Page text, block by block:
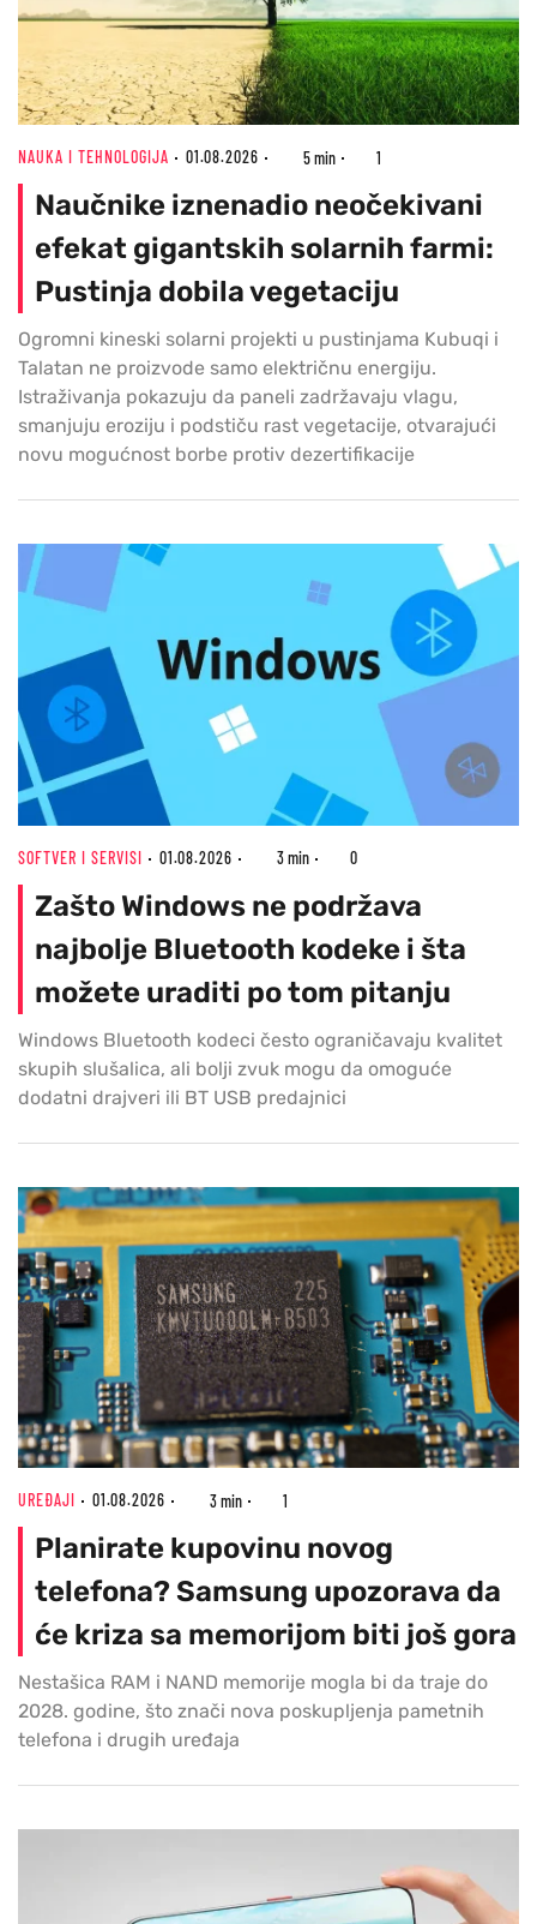
NAUKA I TEHNOLOGIJA 01.08.2026 5 min 1
Naučnike iznenadio neočekivani
efekat gigantskih solarnih farmi:
Pustinja dobila vegetaciju
Ogromni kineski solarni projekti u pustinjama Kubuqi i
Talatan ne proizvode samo električnu energiju.
Istraživanja pokazuju da paneli zadržavaju vlagu,
smanjuju eroziju i podstiču rast vegetacije, otvarajući
novu mogućnost borbe protiv dezertifikacije
SOFTVER I SERVISI 01.08.2026 3 min 0
Zašto Windows ne podržava
najbolje Bluetooth kodeke i šta
možete uraditi po tom pitanju
Windows Bluetooth kodeci često ograničavaju kvalitet
skupih slušalica, ali bolji zvuk mogu da omoguće
dodatni drajveri ili BT USB predajnici
UREĐAJI 01.08.2026 3 min 1
Planirate kupovinu novog
telefona? Samsung upozorava da
će kriza sa memorijom biti još gora
Nestašica RAM i NAND memorije mogla bi da traje do
2028. godine, što znači nova poskupljenja pametnih
telefona i drugih uređaja